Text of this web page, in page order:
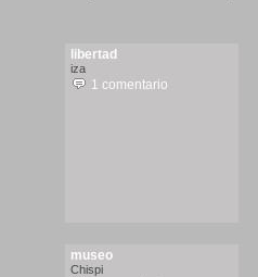
libertad
iza
1 comentario
museo
Chispi